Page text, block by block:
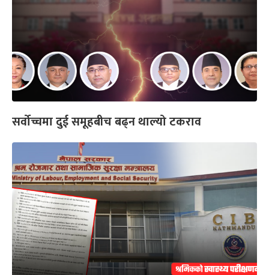
सर्वोच्चमा दुई समूहबीच बढ्न थाल्यो टकराव